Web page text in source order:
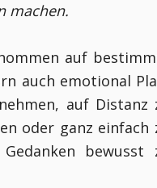
machen.
auf
auch emotional
auf Distanz
oder ganz einfach
bewusst